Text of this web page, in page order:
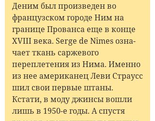
Деним был произведен во
французском городе Ним на
границе Прованса еще в конце
ХVIII века. Serge de Nimes озна­
чает ткань саржевого
переплетения из Нима. Именно
из нее американец Леви Страусс
шил свои первые штаны.
Кстати, в моду джинсы вошли
лишь в 1950-е годы. А спустя